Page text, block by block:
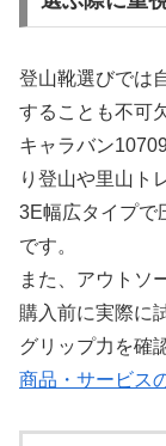
登山靴選びでは
することも不可
キャラバン
り登山や里山ト
3E幅広タイプで
です。
また、アウトソ
購入前に実際に
グリップ力を確
商品・サービス